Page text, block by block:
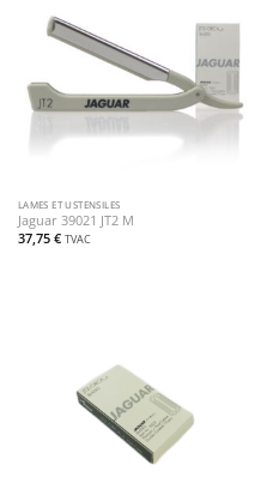
LAMES ET USTENSILES
Jaguar 39021 JT2 M
37,75 € TVAC